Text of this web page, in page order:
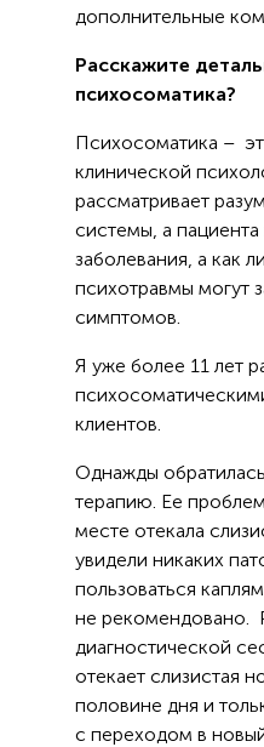
дополнительные
Расскажите
психосоматика?
Психосоматика –
клинической
рассматривает
системы, а пациента
заболевания, а как
психотравмы могут
симптомов.
Я уже более 11 лет
клиентов.
Однажды
терапию. Ее
месте отекала
увидели никаких
пользоваться
не рекомендовано.
диагностической
отекает слизистая
половине дня и
с переходом в